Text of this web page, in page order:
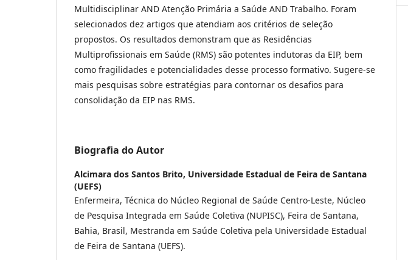
Multidisciplinar AND Atenção Primária a Saúde AND Trabalho. Foram
selecionados dez artigos que atendiam aos critérios de seleção
propostos. Os resultados demonstram que as Residências
Multiprofissionais em Saúde (RMS) são potentes indutoras da EIP, bem
como fragilidades e potencialidades desse processo formativo. Sugere-se
mais pesquisas sobre estratégias para contornar os desafios para
consolidação da EIP nas RMS.
Biografia do Autor
Alcimara dos Santos Brito, Universidade Estadual de Feira de Santana
(UEFS)
Enfermeira, Técnica do Núcleo Regional de Saúde Centro-Leste, Núcleo
de Pesquisa Integrada em Saúde Coletiva (NUPISC), Feira de Santana,
Bahia, Brasil, Mestranda em Saúde Coletiva pela Universidade Estadual
de Feira de Santana (UEFS).